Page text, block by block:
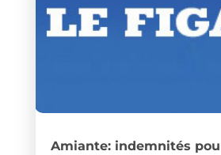
Amiante: indemnités